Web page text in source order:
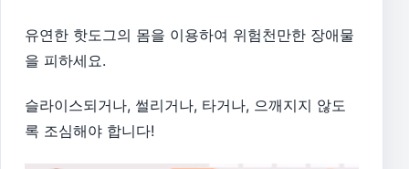
유연한 핫도그의 몸을 이용하여 위험천만한 장애물
을 피하세요.
슬라이스되거나, 썰리거나, 타거나, 으깨지지 않도
록 조심해야 합니다!